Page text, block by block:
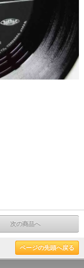
次の商品へ
ページの先頭へ戻る